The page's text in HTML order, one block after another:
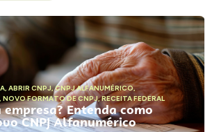
, ABRIR CNPJ,CNPJ ALFANUMÉRICO,
, NOVO FORMATO DE CNPJ,RECEITA FEDERAL
Entenda como
CNPJ Alfanumérico